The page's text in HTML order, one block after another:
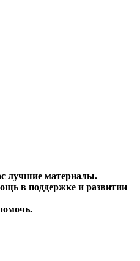
лучшие материалы.
в поддержке и развитии